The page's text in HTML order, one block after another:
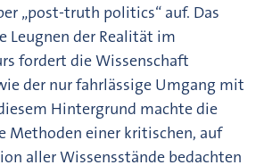
„post-truth politics“ auf. Das
Leugnen der Realität im
fordert die Wissenschaft
der nur fahrlässige Umgang mit
Hintergrund machte die
Methoden einer kritischen, auf
aller Wissensstände bedachten